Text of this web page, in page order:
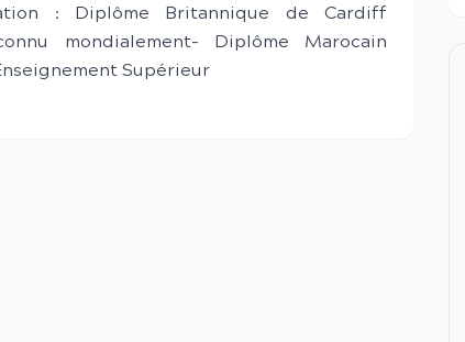
: Diplôme Britannique de Cardiff
mondialement- Diplôme Marocain
Supérieur